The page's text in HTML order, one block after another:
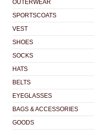
OUTERWEAR
SPORTSCOATS
VEST
SHOES
SOCKS
HATS
BELTS
EYEGLASSES
BAGS & ACCESSORIES
GOODS